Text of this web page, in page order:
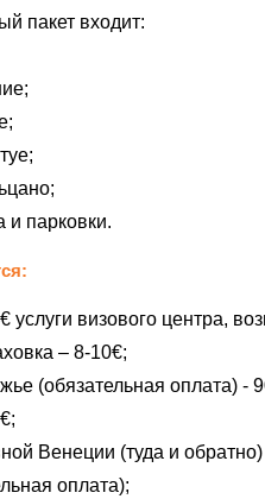
пакет входит:
и парковки.
услуги визового центра,
– 8-10€;
(обязательная оплата) -
Венеции (туда и обратно)
оплата);